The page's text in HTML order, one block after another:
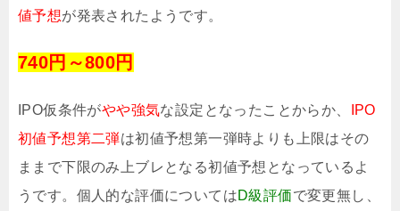
値予想が発表されたようです。
740円～800円
IPO仮条件がやや強気な設定となったことからか、
IPO
初値予想第二弾は初値予想第一弾時よりも上限はその
ままで下限のみ上ブレとなる初値予想となっているよ
うです。個人的な評価についてはD級評価で変更無し、